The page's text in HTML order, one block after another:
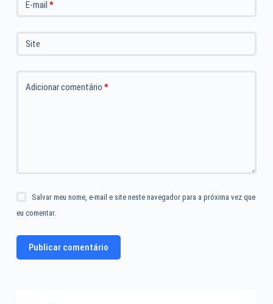
E-mail *
Site
Adicionar comentário *
Salvar meu nome, e-mail e site neste navegador para a próxima vez que
eu comentar.
Publicar comentário